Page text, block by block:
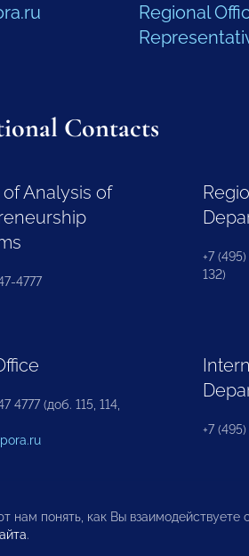
Regional
Contacts
Analysis of
4777
+7
132)
4777 (доб. 115, 114,
+7
нам понять, как Вы взаимодействуете
.